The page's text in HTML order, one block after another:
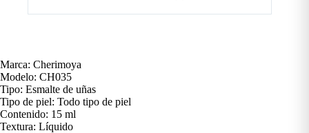
Marca: Cherimoya
Modelo: CH035
Tipo: Esmalte de uñas
Tipo de piel: Todo tipo de piel
Contenido: 15 ml
Textura: Líquido